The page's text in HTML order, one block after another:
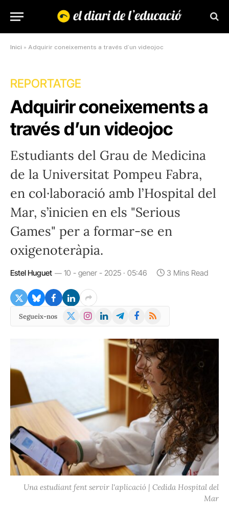
Inici » Adquirir coneixements a través d’un videojoc
REPORTATGE
Adquirir coneixements a
través d’un videojoc
Estudiants del Grau de Medicina
de la Universitat Pompeu Fabra,
en col·laboració amb l’Hospital del
Mar, s’inicien en els "Serious
Games" per a formar-se en
oxigenoteràpia.
Estel Huguet 10 - gener - 2025 · 05:46 3 Mins Read
Segueix-nos
X
Instagram
LinkedInTelegramFacebook
RSS
Una estudiant fent servir l'aplicació | Cedida Hospital del
Mar